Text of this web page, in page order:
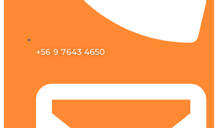
+56 9 7643 4650